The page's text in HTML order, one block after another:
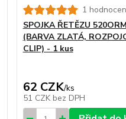
1
SPOJKA ŘETĚZU
(BARVA ZLATÁ,
CLIP) - 1 kus
62 CZK/ks
51 CZK bez DPH